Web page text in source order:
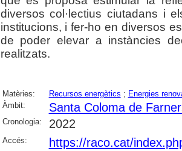
diversos col·lectius ciutadans i
institucions, i fer-ho en diversos
de poder elevar a instàncies
realitzats.
Matèries: Recursos energètics ; Energies
Àmbit:
Santa Coloma de
Cronologia: 2022
Accés: https://raco.cat/